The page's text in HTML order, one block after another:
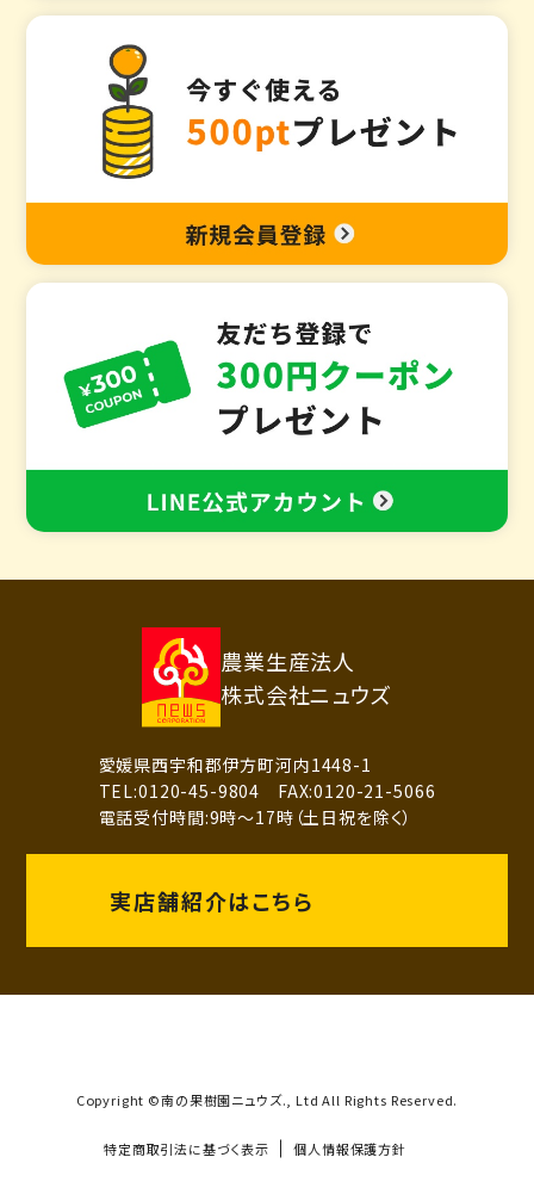
農業生産法人
株式会社ニュウズ
愛媛県西宇和郡伊方町河内1448-1
TEL:0120-45-9804 FAX:0120-21-5066
電話受付時間:9時～17時（土日祝を除く）
実店舗紹介はこちら
Copyright ©南の果樹園ニュウズ., Ltd All Rights Reserved.
特定商取引法に基づく表示 個人情報保護方針